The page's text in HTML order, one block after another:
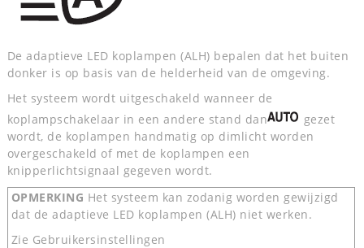
De adaptieve LED koplampen (ALH) bepalen dat het buiten
donker is op basis van de helderheid van de omgeving.
Het systeem wordt uitgeschakeld wanneer de
koplampschakelaar in een andere stand dan
gezet
wordt, de koplampen handmatig op dimlicht worden
overgeschakeld of met de koplampen een
knipperlichtsignaal gegeven wordt.
OPMERKING Het systeem kan zodanig worden gewijzigd
dat de adaptieve LED koplampen (ALH) niet werken.
Zie Gebruikersinstellingen